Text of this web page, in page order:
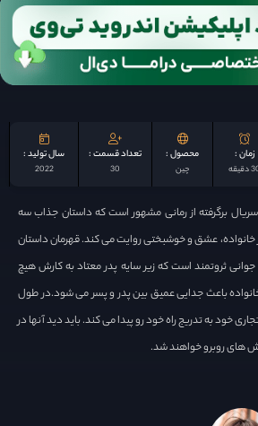
زمان : محصول :
چين
تعداد قسمت :
30
سال تولید :
2022
برگرفته از رمانی مشهور است که داستان جذاب سه
عشق و خوشبختی روایت می کند. قهرمان داستان
ثروتمند است که زیر سایه پدر معتاد به کارش هیچ
باعث جدایی عمیق بین پدر و پسر می شود.در طول
خود به تدریج راه خود رو پیدا می کند. باید دید آنها در
های روبرو خواهند شد.